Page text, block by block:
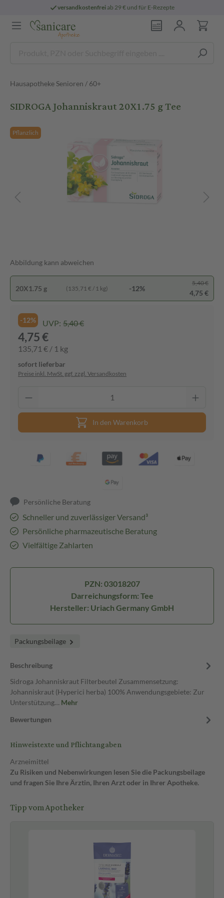
versandkostenfreiab 29 € und für E-Rezepte
Hausapotheke Senioren / 60+
SIDROGA Johanniskraut 20X1.75 g Tee
Pflanzlich
Abbildung kann abweichen
20X1.75 g (135,71 € / 1 kg) -12%
5,40 €
4,75 €
-12% UVP: 5,40 €
4,75 €
135,71 € / 1 kg
sofort lieferbar
Preise inkl. MwSt. ggf. zzgl. Versandkosten
In den Warenkorb
Persönliche Beratung
Schneller und zuverlässiger Versand³
Persönliche pharmazeutische Beratung
Vielfältige Zahlarten
PZN: 03018207
Darreichungsform: Tee
Hersteller: Uriach Germany GmbH
Packungsbeilage
Beschreibung
Sidroga Johanniskraut Filterbeutel Zusammensetzung:
Johanniskraut (Hyperici herba) 100% Anwendungsgebiete: Zur
Unterstützung… Mehr
Bewertungen
Hinweistexte und Pflichtangaben
Arzneimittel
Zu Risiken und Nebenwirkungen lesen Sie die Packungsbeilage
und fragen Sie Ihre Ärztin, Ihren Arzt oder in Ihrer Apotheke.
Tipp vom Apotheker